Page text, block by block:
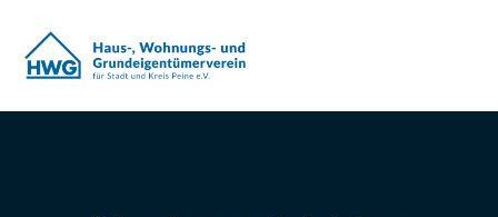
Inhalt
springen